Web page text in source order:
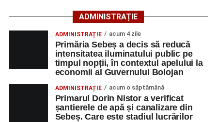
Motociclistul a fost testat cu aparatul etilotest, rezultatul
Polițiștii continuă cercetările pentru stabilirea tuturor
împrejurărilor în care s-a produs accidentul, în cadrul unui
dosar penal întocmit pentru săvârșirea infracțiunii de
vătămare corporală din culpă.
ADMINISTRAȚIE
ADMINISTRAȚIE acum 4 zile
Primăria Sebeș a decis să reducă
intensitatea iluminatului public pe
timpul nopții, în contextul apelului la
economii al Guvernului Bolojan
ADMINISTRAȚIE acum o săptămână
Primarul Dorin Nistor a verificat
șantierele de apă și canalizare din
Sebeș. Care este stadiul lucrărilor